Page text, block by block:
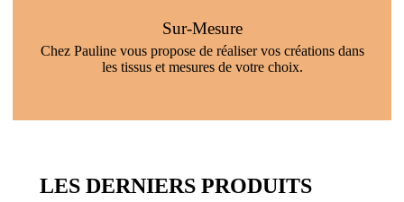
Sur-Mesure
Chez Pauline vous propose de réaliser vos créations dans
les tissus et mesures de votre choix.
LES DERNIERS PRODUITS